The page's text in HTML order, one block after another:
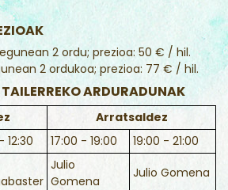
2 ordu; prezioa: 50 € / hil.
2 ordukoa; prezioa: 77 € / hil.
ARDURADUNAK
Arratsaldez
12:30
17:00 - 19:00
19:00 - 21:00
Julio
Gomena
Julio Gomena